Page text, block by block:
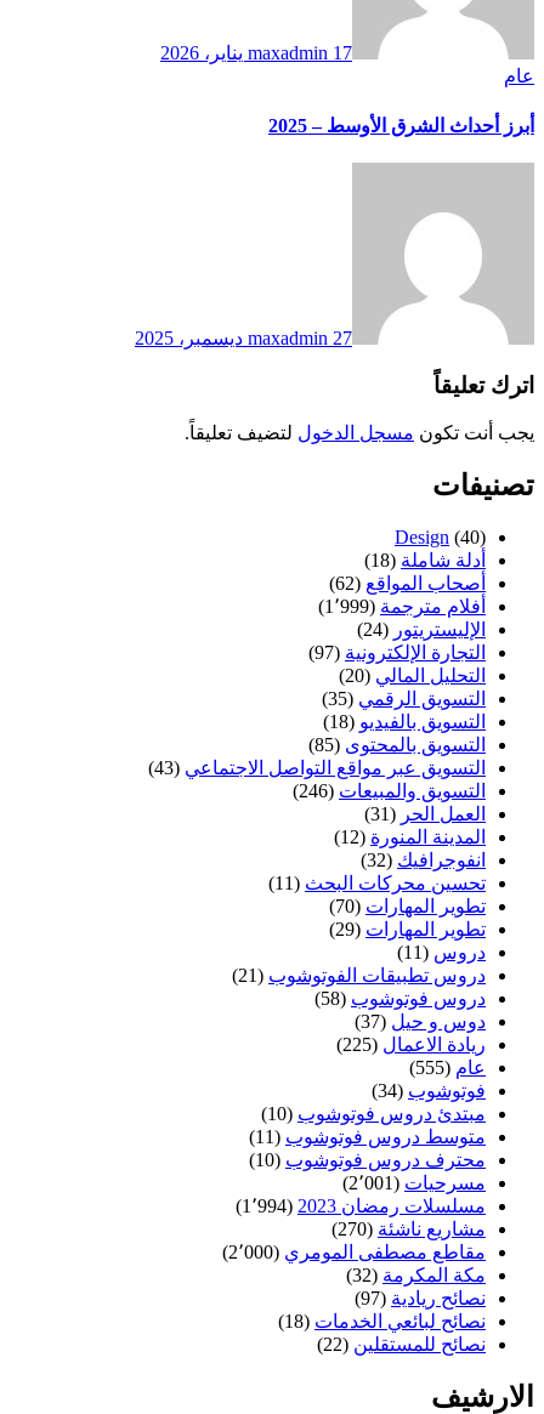
maxadmin 17 يناير، 2026
عام
أبرز أحداث الشرق الأوسط – 2025
maxadmin 27 ديسمبر، 2025
اترك تعليقاً
يجب أنت تكون مسجل الدخول لتضيف تعليقاً.
تصنيفات
Design (40)
أدلة شاملة (18)
أصحاب المواقع (62)
أفلام مترجمة (1٬999)
الإليستريتور (24)
التجارة الإلكترونية (97)
التحليل المالي (20)
التسويق الرقمي (35)
التسويق بالفيديو (18)
التسويق بالمحتوى (85)
التسويق عبر مواقع التواصل الاجتماعي (43)
التسويق والمبيعات (246)
العمل الحر (31)
المدينة المنورة (12)
انفوجرافيك (32)
تحسين محركات البحث (11)
تطوير المهارات (70)
تطوير المهارات (29)
دروس (11)
دروس تطبيقات الفوتوشوب (21)
دروس فوتوشوب (58)
دوس و حيل (37)
ريادة الاعمال (225)
عام (555)
فوتوشوب (34)
مبتدئ دروس فوتوشوب (10)
متوسط دروس فوتوشوب (11)
محترف دروس فوتوشوب (10)
مسرحيات (2٬001)
مسلسلات رمضان 2023
(1٬994)
مشاريع ناشئة (270)
مقاطع مصطفى المومري (2٬000)
مكة المكرمة (32)
نصائح ريادية (97)
نصائح لبائعي الخدمات (18)
نصائح للمستقلين (22)
الارشيف